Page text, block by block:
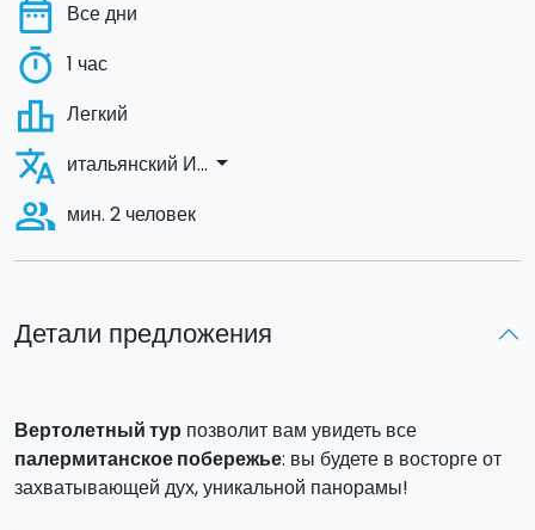
Детали предложения
Вертолетный тур позволит вам увидеть все
палермитанское побережье: вы будете в восторге от
захватывающей дух, уникальной панорамы!
date_range Все дни
timer 1 час
leaderboard Легкий
translate итальянский И... arrow_drop_down
people_alt мин. 2 человек